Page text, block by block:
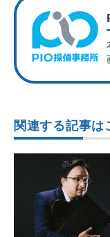
関連する記事は